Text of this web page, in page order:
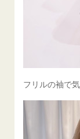
フリルの袖で